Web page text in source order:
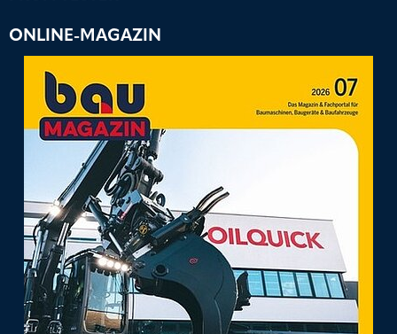
ONLINE-MAGAZIN